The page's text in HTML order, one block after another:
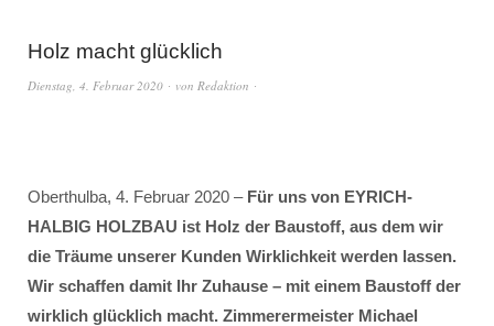
Holz macht glücklich
Dienstag, 4. Februar 2020 von Redaktion
Oberthulba, 4. Februar 2020 – Für uns von EYRICH-
HALBIG HOLZBAU ist Holz der Baustoff, aus dem wir
die Träume unserer Kunden Wirklichkeit werden lassen.
Wir schaffen damit Ihr Zuhause – mit einem Baustoff der
wirklich glücklich macht. Zimmerermeister Michael